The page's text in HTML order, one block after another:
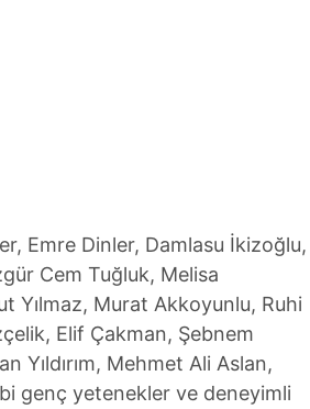
Emre Dinler, Damlasu İkizoğlu,
Cem Tuğluk, Melisa
Yılmaz, Murat Akkoyunlu, Ruhi
Elif Çakman, Şebnem
Yıldırım, Mehmet Ali Aslan,
genç yetenekler ve deneyimli